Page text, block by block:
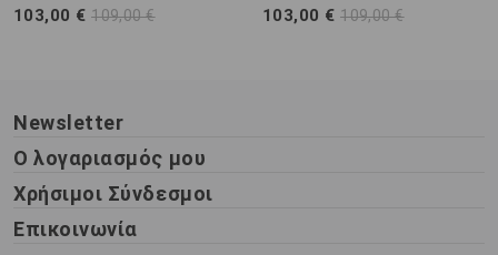
103,00 €109,00 €
103,00 €109,00 €
Newsletter
Ο λογαριασμός μου
Χρήσιμοι Σύνδεσμοι
Επικοινωνία